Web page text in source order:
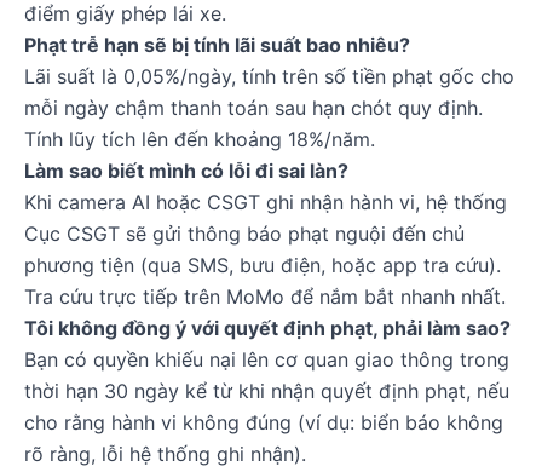
điểm giấy phép lái xe.
Phạt trễ hạn sẽ bị tính lãi suất bao nhiêu?
Lãi suất là 0,05%/ngày, tính trên số tiền phạt gốc cho
mỗi ngày chậm thanh toán sau hạn chót quy định.
Tính lũy tích lên đến khoảng 18%/năm.
Làm sao biết mình có lỗi đi sai làn?
Khi camera AI hoặc CSGT ghi nhận hành vi, hệ thống
Cục CSGT sẽ gửi thông báo phạt nguội đến chủ
phương tiện (qua SMS, bưu điện, hoặc app tra cứu).
Tra cứu trực tiếp trên MoMo để nắm bắt nhanh nhất.
Tôi không đồng ý với quyết định phạt, phải làm sao?
Bạn có quyền khiếu nại lên cơ quan giao thông trong
thời hạn 30 ngày kể từ khi nhận quyết định phạt, nếu
cho rằng hành vi không đúng (ví dụ: biển báo không
rõ ràng, lỗi hệ thống ghi nhận).